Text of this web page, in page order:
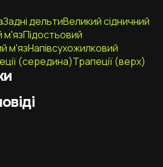
Задні дельтиВеликий сідничний
м'язПідостьовий
м'язНапівсухожилковий
(середина)Трапеції (верх)